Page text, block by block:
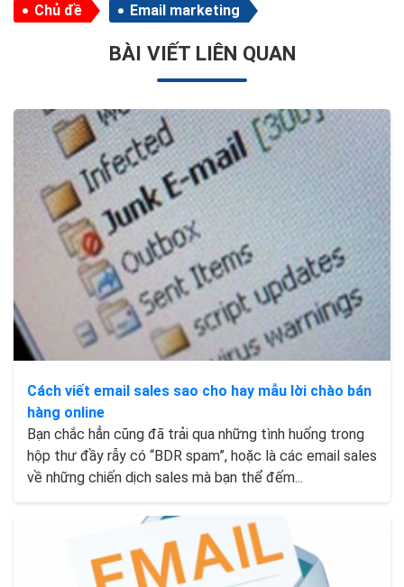
Chủ đề Email marketing
BÀI VIẾT LIÊN QUAN
Cách viết email sales sao cho hay mẫu lời chào bán
hàng online
Bạn chắc hẳn cũng đã trải qua những tình huống trong
hộp thư đầy rẫy có “BDR spam”, hoặc là các email sales
về những chiến dịch sales mà bạn thể đếm...